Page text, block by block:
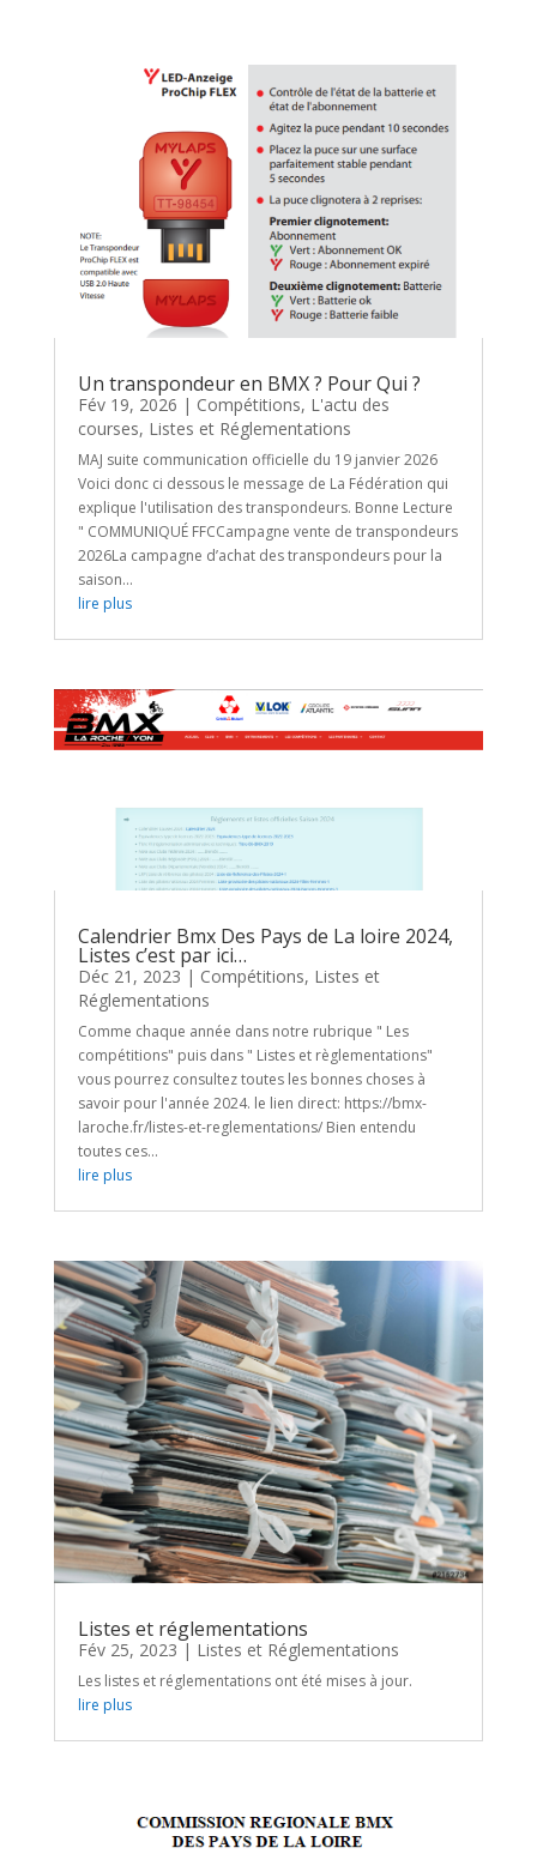
Un transpondeur en BMX ? Pour Qui ?
Fév 19, 2026 | Compétitions, L'actu des
courses, Listes et Réglementations
MAJ suite communication officielle du 19 janvier 2026
Voici donc ci dessous le message de La Fédération qui
explique l'utilisation des transpondeurs. Bonne Lecture
" COMMUNIQUÉ FFCCampagne vente de transpondeurs
2026La campagne d’achat des transpondeurs pour la
saison...
lire plus
Calendrier Bmx Des Pays de La loire 2024,
Listes c’est par ici…
Déc 21, 2023 | Compétitions, Listes et
Réglementations
Comme chaque année dans notre rubrique " Les
compétitions" puis dans " Listes et règlementations"
vous pourrez consultez toutes les bonnes choses à
savoir pour l'année 2024. le lien direct: https://bmx-
laroche.fr/listes-et-reglementations/ Bien entendu
toutes ces...
lire plus
Listes et réglementations
Fév 25, 2023 | Listes et Réglementations
Les listes et réglementations ont été mises à jour.
lire plus